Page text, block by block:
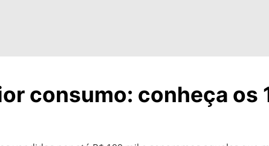
consumo: conheça os